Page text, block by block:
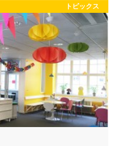
トピックス